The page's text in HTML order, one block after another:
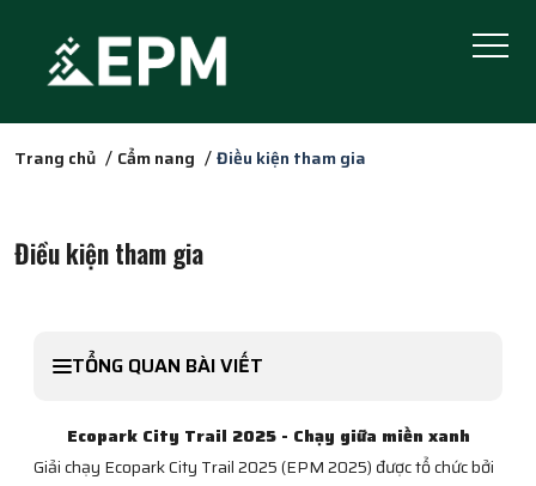
Trang chủ Cẩm nang Điều kiện tham gia
Điều kiện tham gia
TỔNG QUAN BÀI VIẾT
Ecopark City Trail 2025 - Chạy giữa miền xanh
Giải chạy Ecopark City Trail 2025 (EPM 2025) được tổ chức bởi